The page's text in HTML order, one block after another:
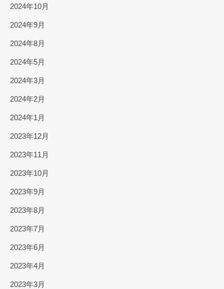
2024年10月
2024年9月
2024年8月
2024年5月
2024年3月
2024年2月
2024年1月
2023年12月
2023年11月
2023年10月
2023年9月
2023年8月
2023年7月
2023年6月
2023年4月
2023年3月